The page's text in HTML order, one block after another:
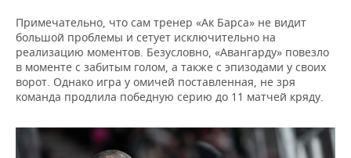
Примечательно, что сам тренер «Ак Барса» не видит
большой проблемы и сетует исключительно на
реализацию моментов. Безусловно, «Авангарду» повезло
в моменте с забитым голом, а также с эпизодами у своих
ворот. Однако игра у омичей поставленная, не зря
команда продлила победную серию до 11 матчей кряду.